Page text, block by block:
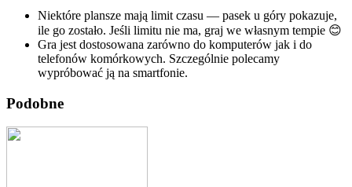
Niektóre plansze mają limit czasu — pasek u góry pokazuje,
ile go zostało. Jeśli limitu nie ma, graj we własnym tempie 😊
Gra jest dostosowana zarówno do komputerów jak i do
telefonów komórkowych. Szczególnie polecamy
wypróbować ją na smartfonie.
Podobne